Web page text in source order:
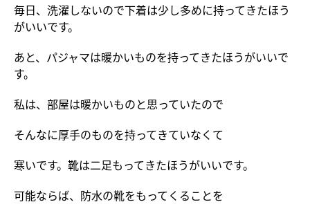
毎日、洗濯しないので下着は少し多めに持ってきたほう
がいいです。
あと、パジャマは暖かいものを持ってきたほうがいいで
す。
私は、部屋は暖かいものと思っていたので
そんなに厚手のものを持ってきていなくて
寒いです。靴は二足もってきたほうがいいです。
可能ならば、防水の靴をもってくることを